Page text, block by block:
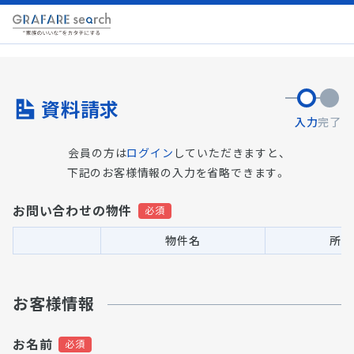
資料請求 入力完了
会員の方はログイン していただきますと、
下記のお客様情報の入力を省略できます。
お問い合わせの物件
物件名 所
お客様情報
お名前